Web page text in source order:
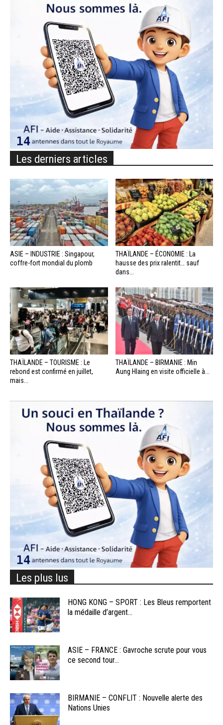
Les derniers articles
ASIE – INDUSTRIE : Singapour,
coffre-fort mondial du plomb
THAÏLANDE – ÉCONOMIE : La
hausse des prix ralentit… sauf
dans...
THAÏLANDE – TOURISME : Le
rebond est confirmé en juillet,
mais...
THAÏLANDE – BIRMANIE : Min
Aung Hlaing en visite officielle à...
Les plus lus
HONG KONG – SPORT : Les Bleus remportent
la médaille d’argent...
ASIE – FRANCE : Gavroche scrute pour vous
ce second tour...
BIRMANIE – CONFLIT : Nouvelle alerte des
Nations Unies